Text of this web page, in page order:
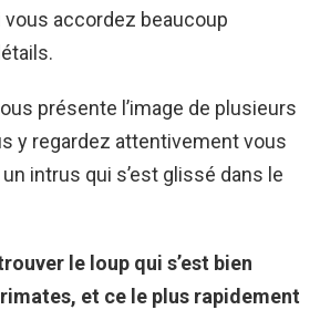
vous accordez beaucoup
présente l’image de plusieurs
y regardez attentivement vous
un intrus qui s’est glissé dans le
le loup qui s’est bien
et ce le plus rapidement